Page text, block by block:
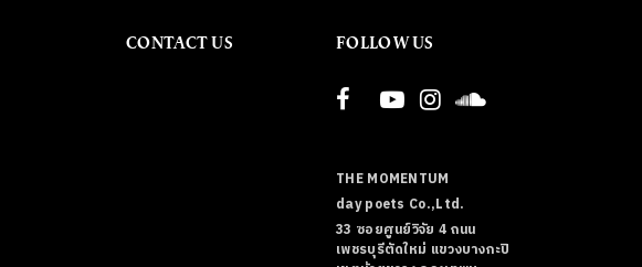
CONTACT US FOLLOW US
THE MOMENTUM
day poets Co.,Ltd.
33 ซอยศูนย์วิจัย 4 ถนน
เพชรบุรีตัดใหม่ แขวงบางกะปิ